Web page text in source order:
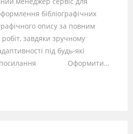
бібліографічних
опису за повним
завдяки зручному
під будь-які
посилання Оформити…